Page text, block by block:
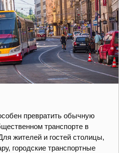
превратить обычную
транспорте в
жителей и гостей столицы,
городские транспортные